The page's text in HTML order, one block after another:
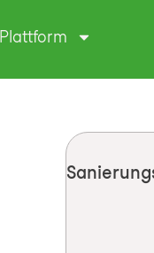
Plattform